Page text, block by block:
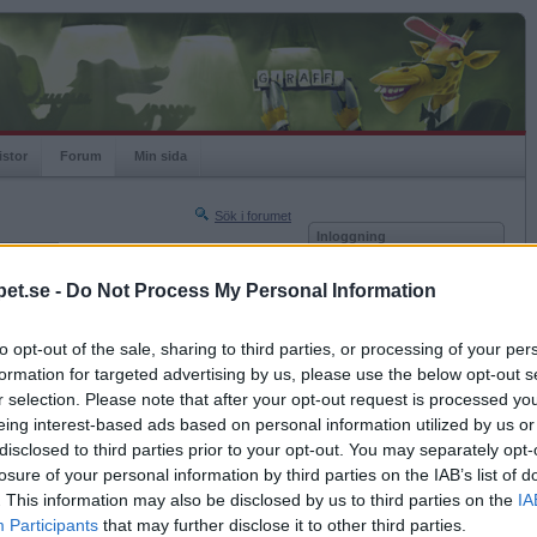
- Do Not Process My Personal Information
opt-out of the sale, sharing to third parties, or processing of your
for targeted advertising by us, please use the below opt-out
selection. Please note that after your opt-out request is processed
interest-based ads based on personal information utilized by us
to third parties prior to your opt-out. You may separately
of your personal information by third parties on the IAB’s list of
This information may also be disclosed by us to third parties on the
Participants that may further disclose it to other third parties.
Forum Min sida
Sök i forumet
Nästa sida »
2012-01-12 13:49
en gångs skull :)
Inloggning
Kom ihåg mig
Glömt ditt lösenord?
Få ny aktiveringslänk
Betapet är gratis!